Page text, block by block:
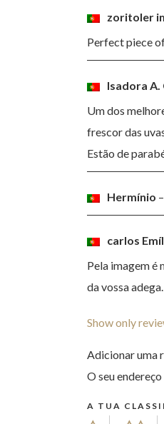
zoritoler
Perfect piece
Isadora A.
Um dos
frescor das
Estão de
Hermínio –
carlos
Pela imagem é
da vossa adega.
Show only
Adicionar uma
O seu
A TUA